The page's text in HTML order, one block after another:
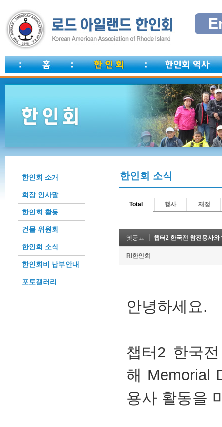
한인회 소개
회장 인사말
한인회 활동
건물 위원회
한인회 소식
한인회비 납부안내
포토갤러리
한인회 소식
Total 행사 재정
옛공고 챕터2 한국전 참전용사
RI한인회
안녕하세요.
챕터2 한국
해 Memorial
용사 활동을